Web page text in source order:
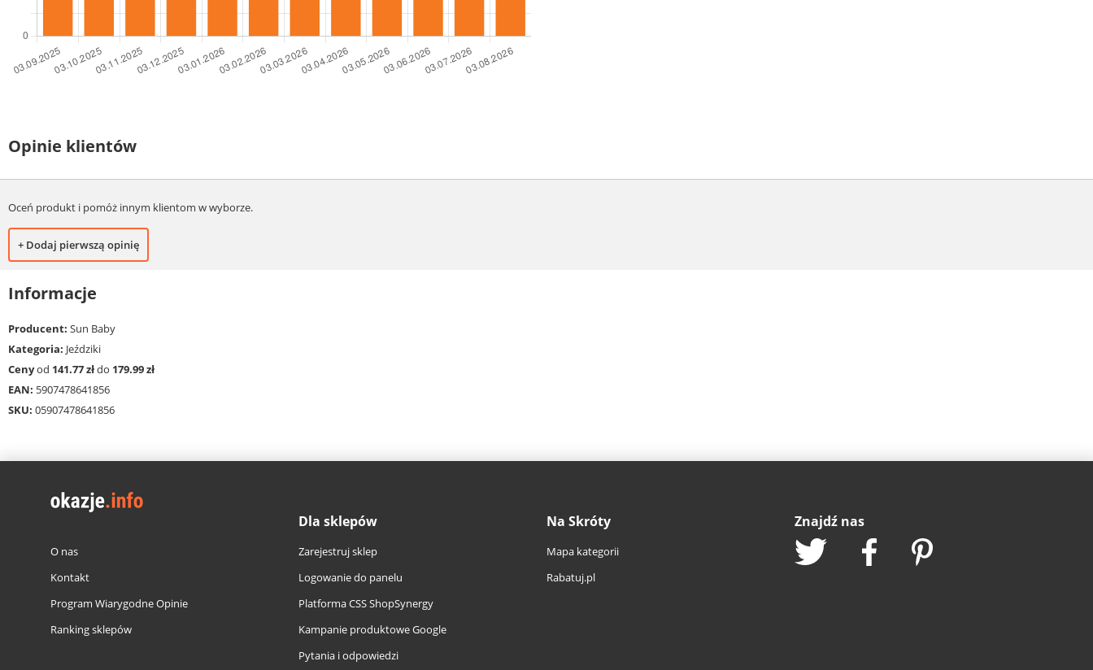
Opinie klientów
Oceń produkt i pomóż innym klientom w wyborze.
+ Dodaj pierwszą opinię
Informacje
Producent: Sun Baby
Kategoria: Jeździki
Cenyod 141.77 złdo 179.99 zł
EAN: 5907478641856
SKU: 05907478641856
O nas
Kontakt
Program Wiarygodne Opinie
Ranking sklepów
Dla sklepów
Zarejestruj sklep
Logowanie do panelu
Platforma CSS ShopSynergy
Kampanie produktowe Google
Pytania i odpowiedzi
Na Skróty
Mapa kategorii
Rabatuj.pl
Znajdź nas